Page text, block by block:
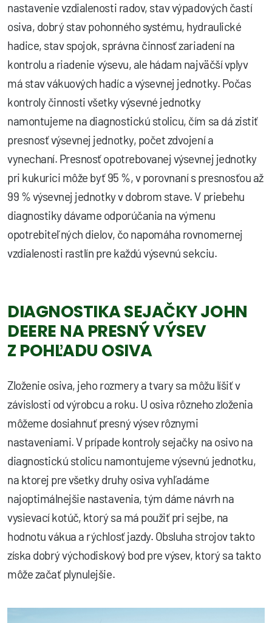
nastavenie vzdialenosti radov, stav výpadových častí
osiva, dobrý stav pohonného systému, hydraulické
hadice, stav spojok, správna činnosť zariadení na
kontrolu a riadenie výsevu, ale hádam najväčší vplyv
má stav vákuových hadíc a výsevnej jednotky. Počas
kontroly činnosti všetky výsevné jednotky
namontujeme na diagnostickú stolicu, čím sa dá zistiť
presnosť výsevnej jednotky, počet zdvojení a
vynechaní. Presnosť opotrebovanej výsevnej jednotky
pri kukurici môže byť 95 %, v porovnaní s presnosťou až
99 % výsevnej jednotky v dobrom stave. V priebehu
diagnostiky dávame odporúčania na výmenu
opotrebiteľných dielov, čo napomáha rovnomernej
vzdialenosti rastlín pre každú výsevnú sekciu.
DIAGNOSTIKA SEJAČKY JOHN
DEERE NA PRESNÝ VÝSEV
Z POHĽADU OSIVA
Zloženie osiva, jeho rozmery a tvary sa môžu líšiť v
závislosti od výrobcu a roku. U osiva rôzneho zloženia
môžeme dosiahnuť presný výsev rôznymi
nastaveniami. V prípade kontroly sejačky na osivo na
diagnostickú stolicu namontujeme výsevnú jednotku,
na ktorej pre všetky druhy osiva vyhľadáme
najoptimálnejšie nastavenia, tým dáme návrh na
vysievací kotúč, ktorý sa má použiť pri sejbe, na
hodnotu vákua a rýchlosť jazdy. Obsluha strojov takto
získa dobrý východiskový bod pre výsev, ktorý sa takto
môže začať plynulejšie.